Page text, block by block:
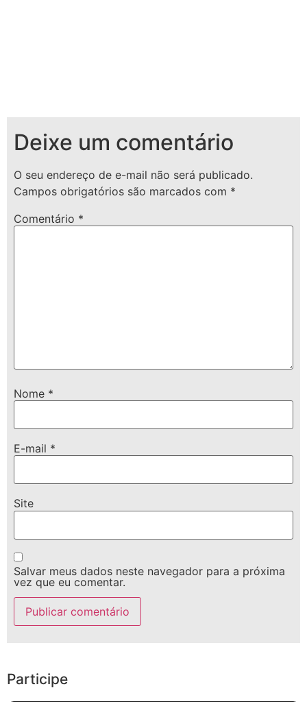
Deixe um comentário
O seu endereço de e-mail não será publicado.
Campos obrigatórios são marcados com *
Comentário *
Nome *
E-mail *
Site
Salvar meus dados neste navegador para a próxima
vez que eu comentar.
Participe